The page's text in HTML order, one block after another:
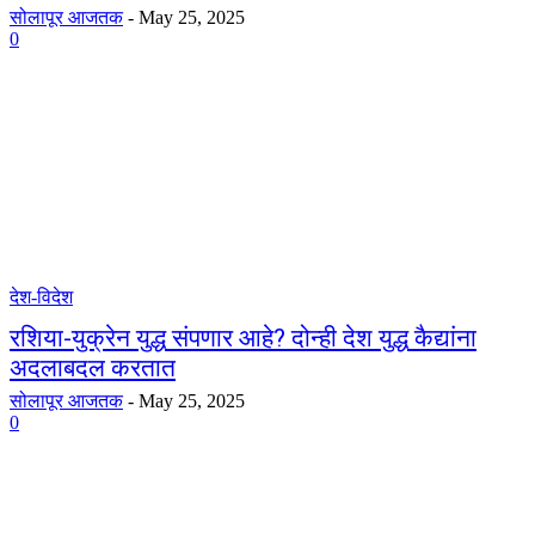
सोलापूर आजतक - May 25, 2025
0
देश-विदेश
रशिया-युक्रेन युद्ध संपणार आहे? दोन्ही देश युद्ध कैद्यांना
अदलाबदल करतात
सोलापूर आजतक - May 25, 2025
0